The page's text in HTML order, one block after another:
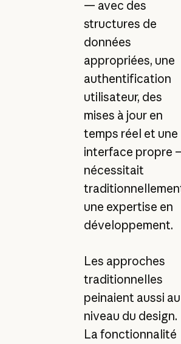
— avec des
structures de
données
appropriées, une
authentification
utilisateur, des
mises à jour en
temps réel et une
interface propre
nécessitait
une expertise en
développement.
Les approches
traditionnelles
peinaient aussi au
niveau du design.
La fonctionnalité